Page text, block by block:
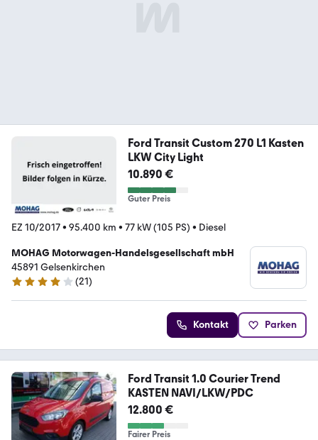
Ford Transit Custom 270 L1 Kasten
LKW City Light
10.890 €
Guter Preis
EZ 10/2017• 95.400 km • 77 kW (105 PS) • Diesel
MOHAG Motorwagen-Handelsgesellschaft mbH
45891 Gelsenkirchen
4 Sterne
(21)
Kontakt Parken
Ford Transit 1.0 Courier Trend
KASTEN NAVI/LKW/PDC
12.800 €
Fairer Preis